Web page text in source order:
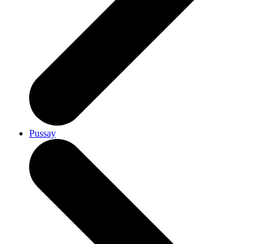
Pussay